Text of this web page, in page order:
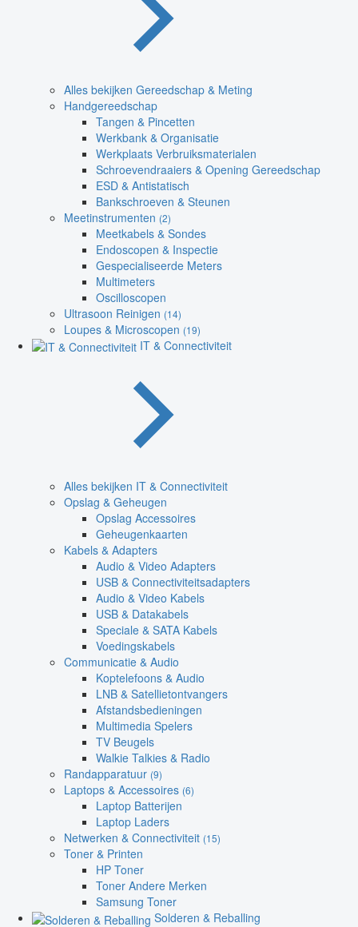
Alles bekijken Gereedschap & Meting
Handgereedschap
Tangen & Pincetten
Werkbank & Organisatie
Werkplaats Verbruiksmaterialen
Schroevendraaiers & Opening Gereedschap
ESD & Antistatisch
Bankschroeven & Steunen
Meetinstrumenten (2)
Meetkabels & Sondes
Endoscopen & Inspectie
Gespecialiseerde Meters
Multimeters
Oscilloscopen
Ultrasoon Reinigen (14)
Loupes & Microscopen (19)
IT & Connectiviteit
Alles bekijken IT & Connectiviteit
Opslag & Geheugen
Opslag Accessoires
Geheugenkaarten
Kabels & Adapters
Audio & Video Adapters
USB & Connectiviteitsadapters
Audio & Video Kabels
USB & Datakabels
Speciale & SATA Kabels
Voedingskabels
Communicatie & Audio
Koptelefoons & Audio
LNB & Satellietontvangers
Afstandsbedieningen
Multimedia Spelers
TV Beugels
Walkie Talkies & Radio
Randapparatuur (9)
Laptops & Accessoires (6)
Laptop Batterijen
Laptop Laders
Netwerken & Connectiviteit (15)
Toner & Printen
HP Toner
Toner Andere Merken
Samsung Toner
Solderen & Reballing